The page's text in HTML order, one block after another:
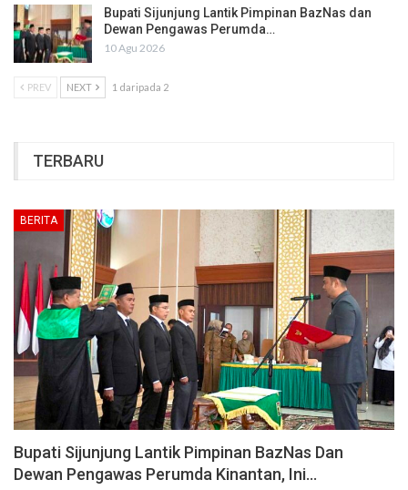
Bupati Sijunjung Lantik Pimpinan BazNas dan
Dewan Pengawas Perumda…
10 Agu 2026
PREV NEXT 1 daripada 2
TERBARU
BERITA
Bupati Sijunjung Lantik Pimpinan BazNas Dan
Dewan Pengawas Perumda Kinantan, Ini…